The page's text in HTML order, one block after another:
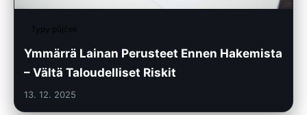
Typy půjček
Ymmärrä Lainan Perusteet Ennen Hakemista
– Vältä Taloudelliset Riskit
13. 12. 2025